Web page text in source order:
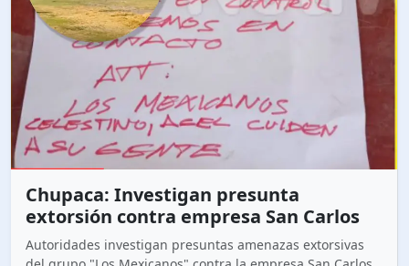
Chupaca: Investigan presunta
extorsión contra empresa San Carlos
Autoridades investigan presuntas amenazas extorsivas